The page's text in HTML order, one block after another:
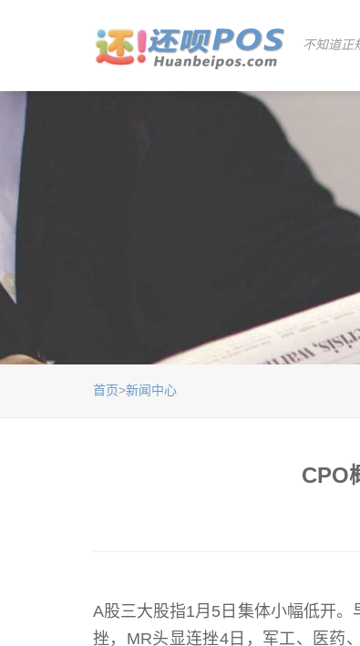
不知道正
首页>新闻中心
CPO
A股三大股指1月5日集体小幅低开
挫，MR头显连挫4日，军工、医药